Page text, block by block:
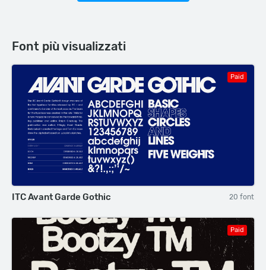
Font più visualizzati
Paid
ITC Avant Garde Gothic 20 font
Paid